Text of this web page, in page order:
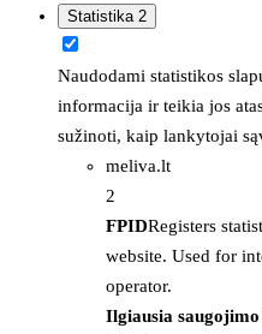
Statistika 2
Naudodami statistikos
informacija ir teikia jos
sužinoti, kaip lankytojai
meliva.lt
2
FPIDRegisters
website. Used for
operator.
Ilgiausia